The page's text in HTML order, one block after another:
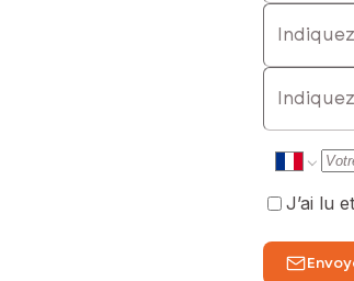
41 96 85, E-mail : davy.leveque@safti.fr -
Indiquez
E-mail
J’ai lu